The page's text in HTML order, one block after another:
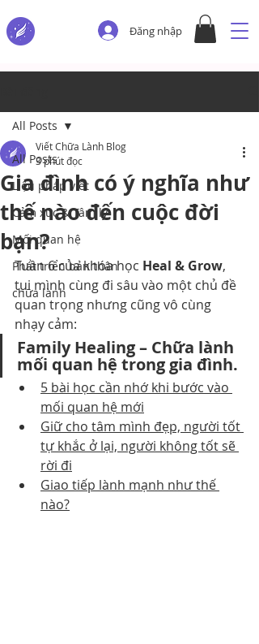
Đăng nhập
All Posts
Liệu pháp viết
Cảm xúc & Tâm lý
Mối quan hệ
Phát triển bản thân
chữa lành
All Posts
Gia đình có ý nghĩa như
thế nào đến cuộc đời
bạn?
Viết Chữa Lành Blog
3 phút đọc
Tuần 6 của khóa học Heal & Grow,
tụi mình cùng đi sâu vào một chủ đề
quan trọng nhưng cũng vô cùng
nhạy cảm:
Family Healing – Chữa lành
mối quan hệ trong gia đình.
5 bài học cần nhớ khi bước vào
mối quan hệ mới
Giữ cho tâm mình đẹp, người tốt
tự khắc ở lại, người không tốt sẽ
rời đi
Giao tiếp lành mạnh như thế
nào?